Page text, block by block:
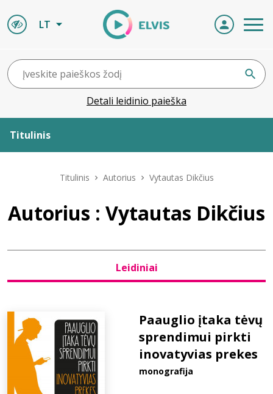
LT
Detali leidinio paieška
Titulinis
Leidiniai
D.U.K.
Titulinis Autorius Vytautas Dikčius
Autorius : Vytautas Dikčius
Leidiniai
Paauglio įtaka tėvų
sprendimui pirkti
inovatyvias prekes
monografija